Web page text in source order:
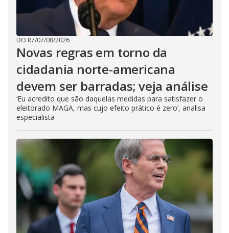
DO R7/07/08/2026
Novas regras em torno da
cidadania norte-americana
devem ser barradas; veja análise
‘Eu acredito que são daquelas medidas para satisfazer o
eleitorado MAGA, mas cujo efeito prático é zero’, analisa
especialista